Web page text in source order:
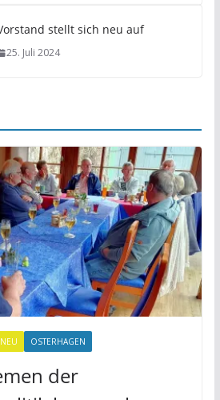
stellt sich neu auf
25. Juli 2024
NEU OSTERHAGEN
der